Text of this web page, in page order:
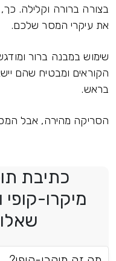
בצורה ברורה וקלילה.
את עיקרי המסר שלכם.
שימוש במבנה ברור
הקוראים ומבטיח שהם
בראש.
הסריקה מהירה, אבל
כתיבת
מיקרו-קופי